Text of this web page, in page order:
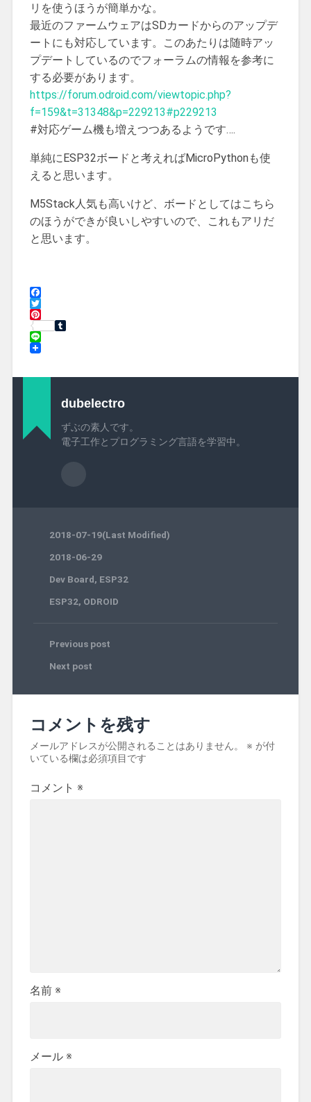
リを使うほうが簡単かな。
最近のファームウェアはSDカードからのアップデ
ートにも対応しています。このあたりは随時アッ
プデートしているのでフォーラムの情報を参考に
する必要があります。
https://forum.odroid.com/viewtopic.php?
f=159&t=31348&p=229213#p229213
#対応ゲーム機も増えつつあるようです….
単純にESP32ボードと考えればMicroPythonも使
えると思います。
M5Stack人気も高いけど、ボードとしてはこちら
のほうができが良いしやすいので、これもアリだ
と思います。
Facebook
Twitter
Pinterest
Tumblr
Line
dubelectro
ずぶの素人です。
電子工作とプログラミング言語を学習中。
2018-07-19(Last Modified)
2018-06-29
Dev Board, ESP32
ESP32, ODROID
Previous post
Next post
コメントを残す
メールアドレスが公開されることはありません。 ※ が付
いている欄は必須項目です
コメント ※
名前 ※
メール ※